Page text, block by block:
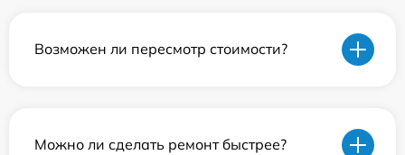
Возможен ли пересмотр стоимости?
Можно ли сделать ремонт быстрее?